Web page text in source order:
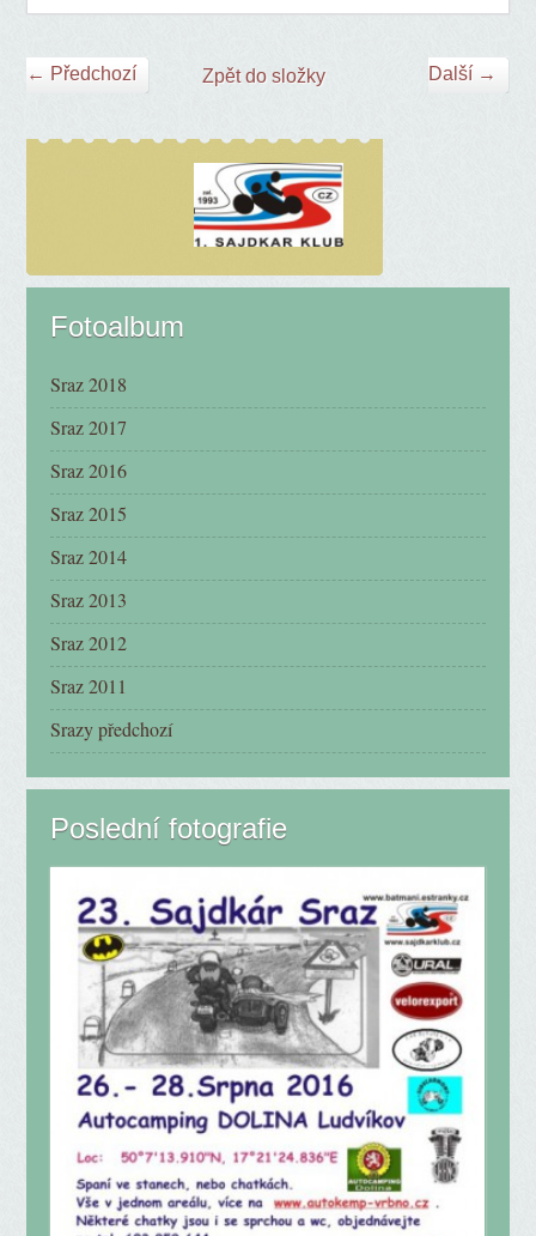
← Předchozí Další →
Zpět do složky
Fotoalbum
Sraz 2018
Sraz 2017
Sraz 2016
Sraz 2015
Sraz 2014
Sraz 2013
Sraz 2012
Sraz 2011
Srazy předchozí
Poslední fotografie